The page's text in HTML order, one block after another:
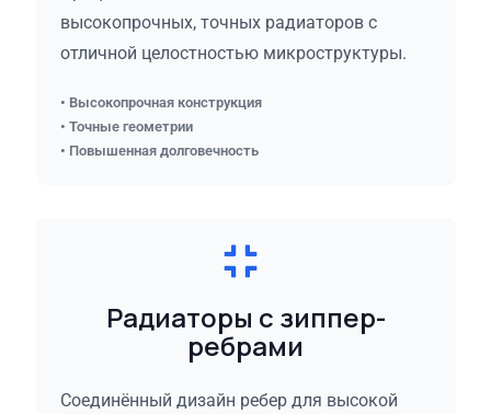
высокопрочных, точных радиаторов с
отличной целостностью микроструктуры.
• Высокопрочная конструкция
• Точные геометрии
• Повышенная долговечность
Радиаторы с зиппер-
ребрами
Соединённый дизайн ребер для высокой